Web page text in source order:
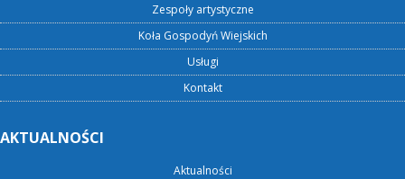
Zespoły artystyczne
Koła Gospodyń Wiejskich
Usługi
Kontakt
AKTUALNOŚCI
Aktualności